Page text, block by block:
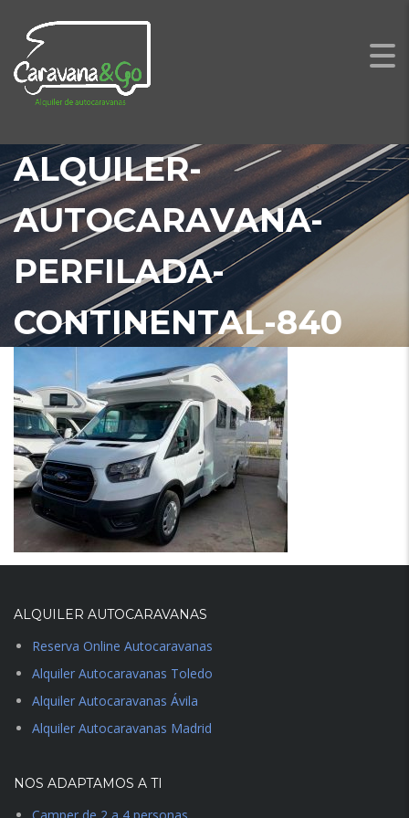
ALQUILER-
AUTOCARAVANA-
PERFILADA-
CONTINENTAL-840
ALQUILER AUTOCARAVANAS
Reserva Online Autocaravanas
Alquiler Autocaravanas Toledo
Alquiler Autocaravanas Ávila
Alquiler Autocaravanas Madrid
NOS ADAPTAMOS A TI